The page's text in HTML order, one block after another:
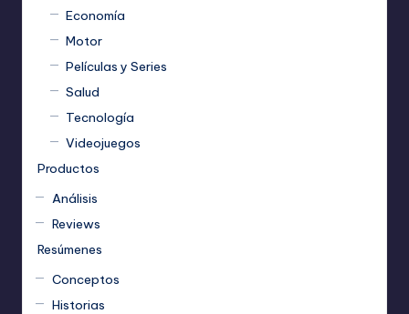
Economía
Motor
Películas y Series
Salud
Tecnología
Videojuegos
Productos
Análisis
Reviews
Resúmenes
Conceptos
Historias